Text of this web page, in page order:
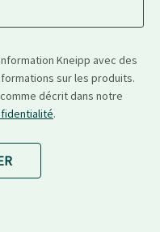
Kneipp avec des
sur les produits.
décrit dans notre
.